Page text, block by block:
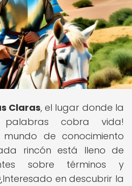
Claras, el lugar donde la
cobra vida!
de conocimiento
rincón está lleno de
sobre términos y
en descubrir la